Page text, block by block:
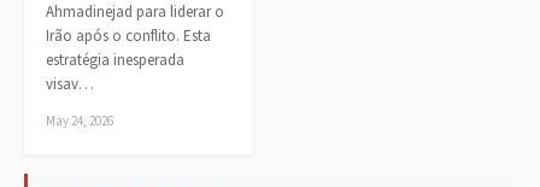
Ahmadinejad para liderar o
Irão após o conflito. Esta
estratégia inesperada
visav…
May 24, 2026